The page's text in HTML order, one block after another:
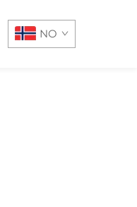
NO